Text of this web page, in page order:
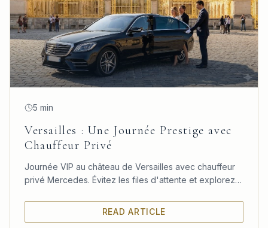
5 min
Versailles : Une Journée Prestige avec
Chauffeur Privé
Journée VIP au château de Versailles avec chauffeur
privé Mercedes. Évitez les files d'attente et explorez
READ ARTICLE